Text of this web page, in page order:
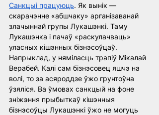
Санкцыі працуюць. Як вынік —
скарачэнне «абшчаку» арганізаванай
злачыннай групы Лукашэнкі. Таму
Лукашэнка і пачаў «раскулачваць»
уласных кішэнных бізнэсоўцаў.
Напрыклад, у няміласць трапіў Мікалай
Верабей. Калі сам бізнэсовец яшчэ на
волі, то за асяроддзе ўжо грунтоўна
ўзяліся. Ва ўмовах санкцый на фоне
зніжэння прыбыткаў кішэнныя
бізнэсоўцы Лукашэнкі ўжо не могуць